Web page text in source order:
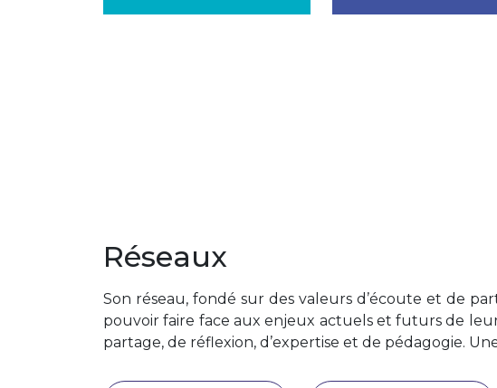
Réseaux
Son réseau, fondé sur des valeurs d’écoute et de
pouvoir faire face aux enjeux actuels et futurs de
partage, de réflexion, d’expertise et de pédagogie.